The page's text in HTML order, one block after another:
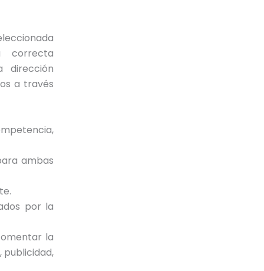
correcta
dirección
a través
ambas
por la
la